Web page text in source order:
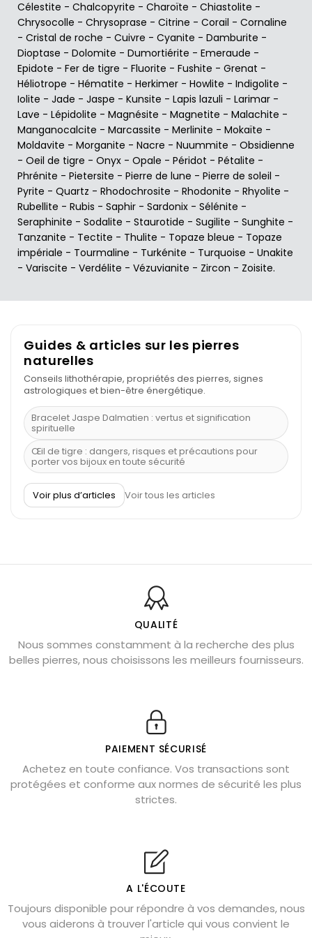
Célestite - Chalcopyrite - Charoïte - Chiastolite -
Chrysocolle - Chrysoprase - Citrine - Corail - Cornaline
- Cristal de roche - Cuivre - Cyanite - Damburite -
Dioptase - Dolomite - Dumortiérite - Emeraude -
Epidote - Fer de tigre - Fluorite - Fushite - Grenat -
Héliotrope - Hématite - Herkimer - Howlite - Indigolite -
Iolite - Jade - Jaspe - Kunsite - Lapis lazuli - Larimar -
Lave - Lépidolite - Magnésite - Magnetite - Malachite -
Manganocalcite - Marcassite - Merlinite - Mokaïte -
Moldavite - Morganite - Nacre - Nuummite - Obsidienne
- Oeil de tigre - Onyx - Opale - Péridot - Pétalite -
Phrénite - Pietersite - Pierre de lune - Pierre de soleil -
Pyrite - Quartz - Rhodochrosite - Rhodonite - Rhyolite -
Rubellite - Rubis - Saphir - Sardonix - Sélénite -
Seraphinite - Sodalite - Staurotide - Sugilite - Sunghite -
Tanzanite - Tectite - Thulite - Topaze bleue - Topaze
impériale - Tourmaline - Turkénite - Turquoise - Unakite
- Variscite - Verdélite - Vézuvianite - Zircon - Zoisite.
Guides & articles sur les pierres
naturelles
Conseils lithothérapie, propriétés des pierres, signes
astrologiques et bien-être énergétique.
Bracelet Jaspe Dalmatien : vertus et signification
spirituelle
Œil de tigre : dangers, risques et précautions pour
porter vos bijoux en toute sécurité
À quel poignet porter un bracelet de pierre
Découvrez le scorpion et ses pierres
Bienfaits de la sélénite – pierre des anges
L’améthyste est-elle faite pour moi ?
Chrysocolle : pierre apaisante
Obsidienne dorée : vertus et signification
Véritable citrine naturelle non chauffée
Où placer la citrine dans la maison
Cornaline : propriétés magiques
Capricorne : quelles pierres choisir
Shungite : purification et protection
Bagues en labradorite argent 925
Lapis lazuli : propriétés et précautions
Voir plus d’articles Voir tous les articles
QUALITÉ
Nous sommes constamment à la recherche des plus
belles pierres, nous choisissons les meilleurs fournisseurs.
PAIEMENT SÉCURISÉ
Achetez en toute confiance. Vos transactions sont
protégées et conforme aux normes de sécurité les plus
strictes.
A L'ÉCOUTE
Toujours disponible pour répondre à vos demandes, nous
vous aiderons à trouver l'article qui vous convient le